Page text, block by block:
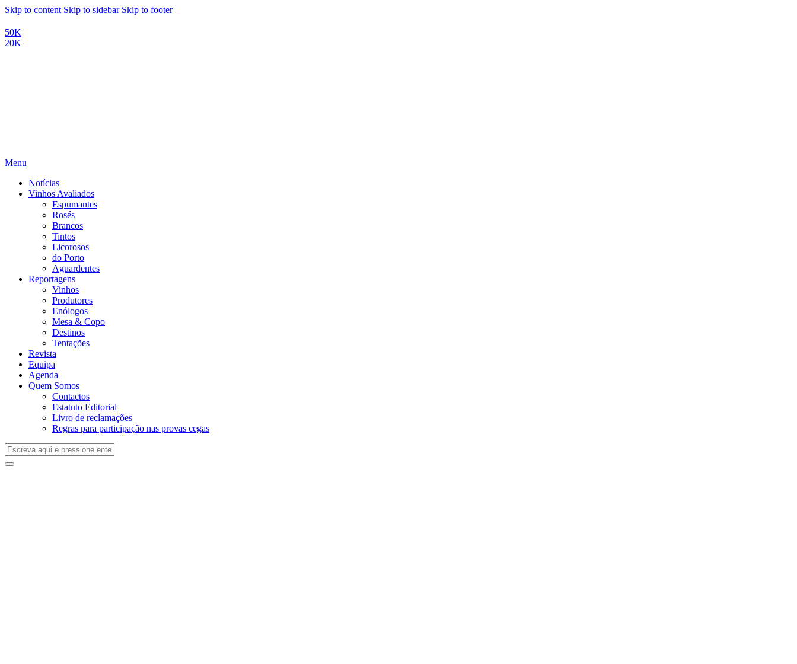
Skip to content Skip to sidebar Skip to footer
50K
20K
Menu
Notícias
Vinhos Avaliados
Espumantes
Rosés
Brancos
Tintos
Licorosos
do Porto
Aguardentes
Reportagens
Vinhos
Produtores
Enólogos
Mesa & Copo
Destinos
Tentações
Revista
Equipa
Agenda
Quem Somos
Contactos
Estatuto Editorial
Livro de reclamações
Regras para participação nas provas cegas